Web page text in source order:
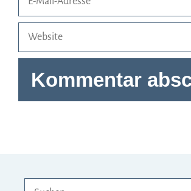
Adresse
Website
Suchen